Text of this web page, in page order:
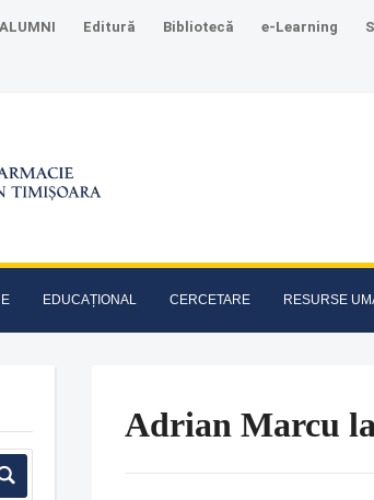
ALUMNI Editură Bibliotecă e-Learning
EDUCAȚIONAL CERCETARE RESURSE
Adrian Marcu